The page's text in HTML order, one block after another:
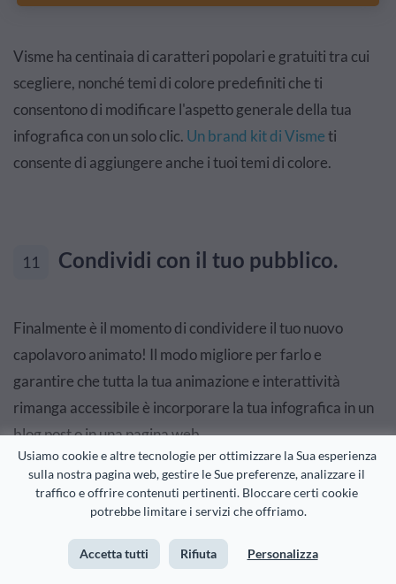
Usiamo cookie e altre tecnologie per ottimizzare la Sua esperienza
sulla nostra pagina web, gestire le Sue preferenze, analizzare il
traffico e offrire contenuti pertinenti. Bloccare certi cookie
potrebbe limitare i servizi che offriamo.
Accetta tutti Rifiuta Personalizza
Visme ha centinaia di caratteri popolari e gratuiti tra cui
scegliere, nonché temi di colore predefiniti che ti
consentono di modificare l'aspetto generale della tua
infografica con un solo clic. Un brand kit di Vismeti
consente di aggiungere anche i tuoi temi di colore.
11 Condividi con il tuo pubblico.
Finalmente è il momento di condividere il tuo nuovo
capolavoro animato! Il modo migliore per farlo e
garantire che tutta la tua animazione e interattività
rimanga accessibile è incorporare la tua infografica in un
blog post o in una pagina web.
Puoi vedere come abbiamo incorporato il nostro
diagramma di classificazione degli strumenti di
progettazionein questo blog post qui
come sarà.